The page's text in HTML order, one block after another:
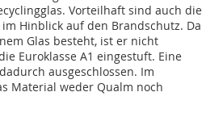
Vorteilhaft sind auch die
Hinblick auf den Brandschutz. Da
Glas besteht, ist er nicht
Euroklasse A1 eingestuft. Eine
ausgeschlossen. Im
Material weder Qualm noch